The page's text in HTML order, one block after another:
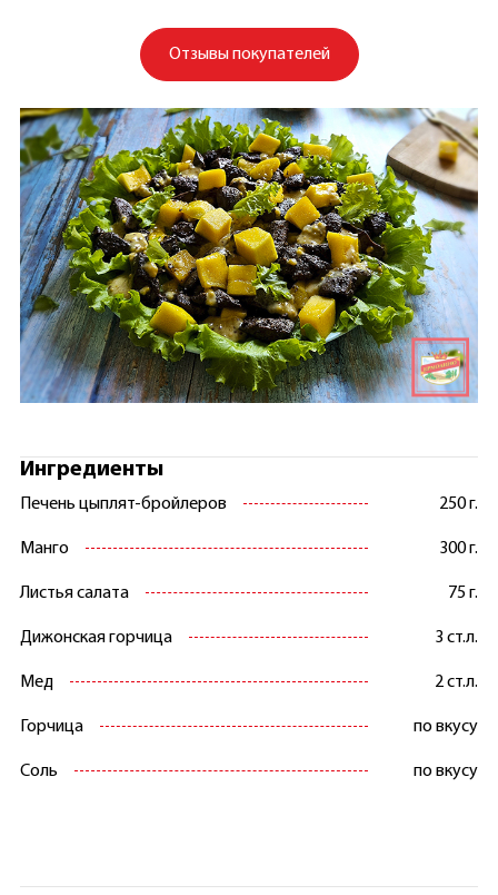
Отзывы покупателей
Ингредиенты
Печень цыплят-бройлеров 250 г.
Манго 300 г.
Листья салата 75 г.
Дижонская горчица 3 ст.л.
Мед 2 ст.л.
Горчица по вкусу
Соль по вкусу